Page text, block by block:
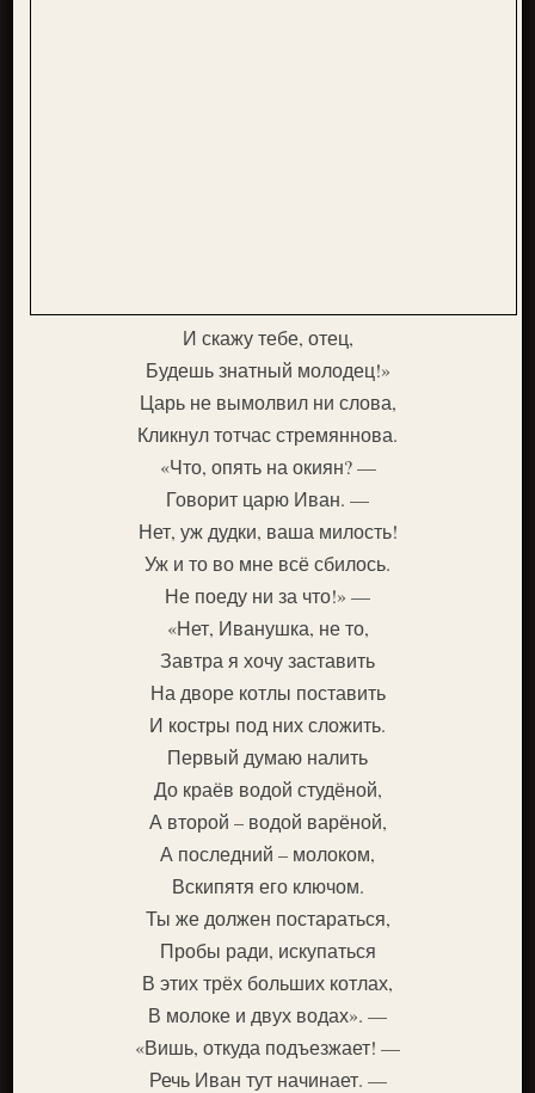
И скажу тебе, отец,
Будешь знатный молодец!»
Царь не вымолвил ни слова,
Кликнул тотчас стремяннова.
«Что, опять на окиян? —
Говорит царю Иван. —
Нет, уж дудки, ваша милость!
Уж и то во мне всё сбилось.
Не поеду ни за что!» —
«Нет, Иванушка, не то,
Завтра я хочу заставить
На дворе котлы поставить
И костры под них сложить.
Первый думаю налить
До краёв водой студёной,
А второй – водой варёной,
А последний – молоком,
Вскипятя его ключом.
Ты же должен постараться,
Пробы ради, искупаться
В этих трёх больших котлах,
В молоке и двух водах». —
«Вишь, откуда подъезжает! —
Речь Иван тут начинает. —